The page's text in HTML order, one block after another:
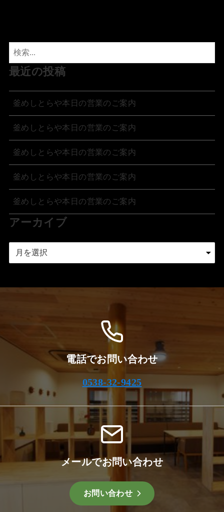
最近の投稿
釜めしとらや本日の営業のご案内
釜めしとらや本日の営業のご案内
釜めしとらや本日の営業のご案内
釜めしとらや本日の営業のご案内
釜めしとらや本日の営業のご案内
アーカイブ
電話でお問い合わせ
0538-32-9425
メールでお問い合わせ
お問い合わせ